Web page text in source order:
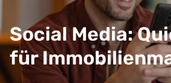
Social Media:
für